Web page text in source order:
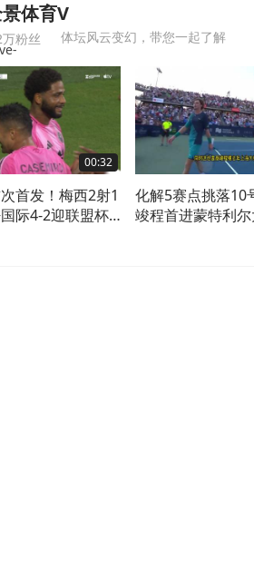
体育V
粉丝 体坛风云变幻，带您一起了解
00:32
首发！梅西2射1
际4-2迎联盟杯
化解5赛点挑落10
竣程首进蒙特利